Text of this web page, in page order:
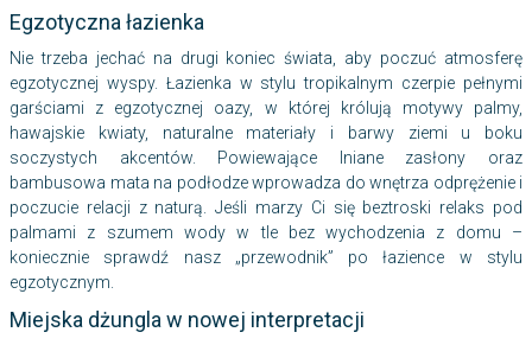
Egzotyczna łazienka
Nie trzeba jechać na drugi koniec świata, aby poczuć atmosferę
egzotycznej wyspy. Łazienka w stylu tropikalnym czerpie pełnymi
garściami z egzotycznej oazy, w której królują motywy palmy,
hawajskie kwiaty, naturalne materiały i barwy ziemi u boku
soczystych akcentów. Powiewające lniane zasłony oraz
bambusowa mata na podłodze wprowadza do wnętrza odprężenie i
poczucie relacji z naturą. Jeśli marzy Ci się beztroski relaks pod
palmami z szumem wody w tle bez wychodzenia z domu –
koniecznie sprawdź nasz „przewodnik” po łazience w stylu
egzotycznym.
Miejska dżungla w nowej interpretacji